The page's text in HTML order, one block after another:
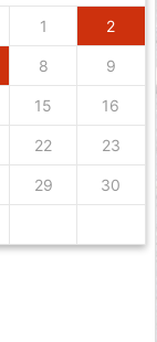
1 2
8 9
15 16
22 23
29 30